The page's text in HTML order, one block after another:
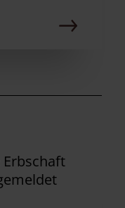
Erbschaft